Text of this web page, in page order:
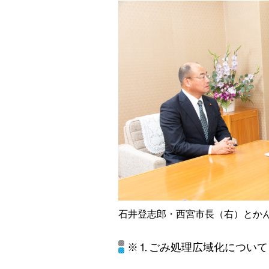
石井登志郎・西宮市長（右）とか
※⒈ごみ処理広域化について